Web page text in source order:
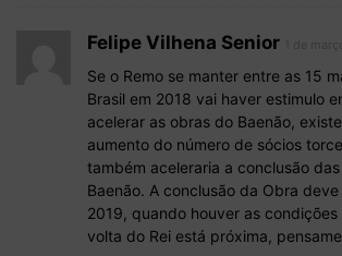
Felipe Vilhena Senior
Se o Remo se manter entre as 15
Brasil em 2018 vai haver estimulo
acelerar as obras do Baenão,
aumento do número de sócios
também aceleraria a conclusão
Baenão. A conclusão da Obra
2019, quando houver as
volta do Rei está próxima,